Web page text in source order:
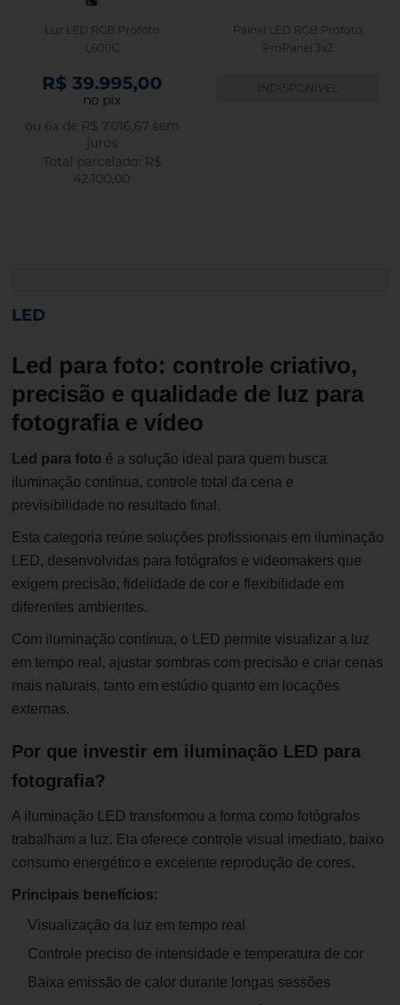
Luz LED RGB Profoto
L600C
R$
42.100,00
ou 6xde R$ 7.016,67 sem
juros
R$ 39.995,00
no pix
Painel LED RGB Profoto
ProPanel 3x2
INDISPONÍVEL
LED
Led para foto: controle criativo,
precisão e qualidade de luz para
fotografia e vídeo
Led para foto é a solução ideal para quem busca
iluminação contínua, controle total da cena e
previsibilidade no resultado final.
Esta categoria reúne soluções profissionais em iluminação
LED, desenvolvidas para fotógrafos e videomakers que
exigem precisão, fidelidade de cor e flexibilidade em
diferentes ambientes.
Com iluminação contínua, o LED permite visualizar a luz
em tempo real, ajustar sombras com precisão e criar cenas
mais naturais, tanto em estúdio quanto em locações
externas.
Por que investir em iluminação LED para
fotografia?
A iluminação LED transformou a forma como fotógrafos
trabalham a luz. Ela oferece controle visual imediato, baixo
consumo energético e excelente reprodução de cores.
Principais benefícios:
Visualização da luz em tempo real
Controle preciso de intensidade e temperatura de cor
Baixa emissão de calor durante longas sessões